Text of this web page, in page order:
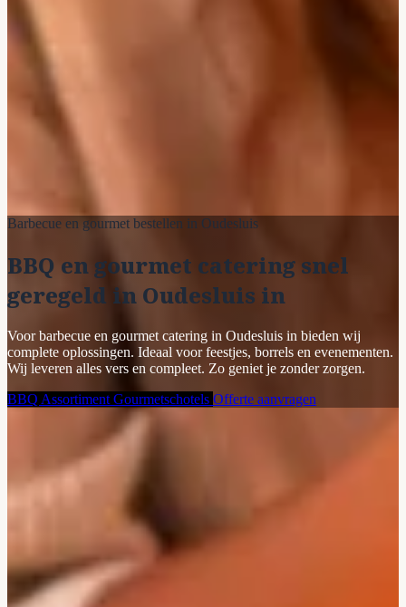
Barbecue en gourmet bestellen in Oudesluis
BBQ en gourmet catering snel
geregeld in Oudesluis in
Voor barbecue en gourmet catering in Oudesluis in bieden wij
complete oplossingen. Ideaal voor feestjes, borrels en evenementen.
Wij leveren alles vers en compleet. Zo geniet je zonder zorgen.
BBQ Assortiment Gourmetschotels Offerte aanvragen